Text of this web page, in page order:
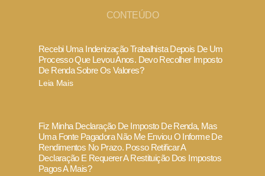
CONTEÚDO
Recebi Uma Indenização Trabalhista Depois De Um
Processo Que Levou Anos. Devo Recolher Imposto
De Renda Sobre Os Valores?
Leia Mais
Fiz Minha Declaração De Imposto De Renda, Mas
Uma Fonte Pagadora Não Me Enviou O Informe De
Rendimentos No Prazo. Posso Retificar A
Declaração E Requerer A Restituição Dos Impostos
Pagos A Mais?